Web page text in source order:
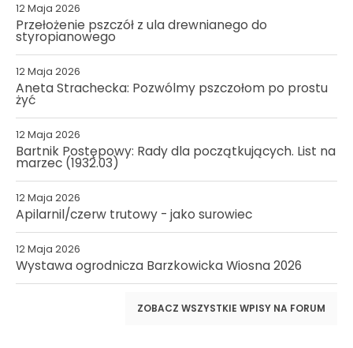
12 Maja 2026
Przełożenie pszczół z ula drewnianego do
styropianowego
12 Maja 2026
Aneta Strachecka: Pozwólmy pszczołom po prostu
żyć
12 Maja 2026
Bartnik Postępowy: Rady dla początkujących. List na
marzec (1932.03)
12 Maja 2026
Apilarnil/czerw trutowy - jako surowiec
12 Maja 2026
Wystawa ogrodnicza Barzkowicka Wiosna 2026
ZOBACZ WSZYSTKIE WPISY NA FORUM